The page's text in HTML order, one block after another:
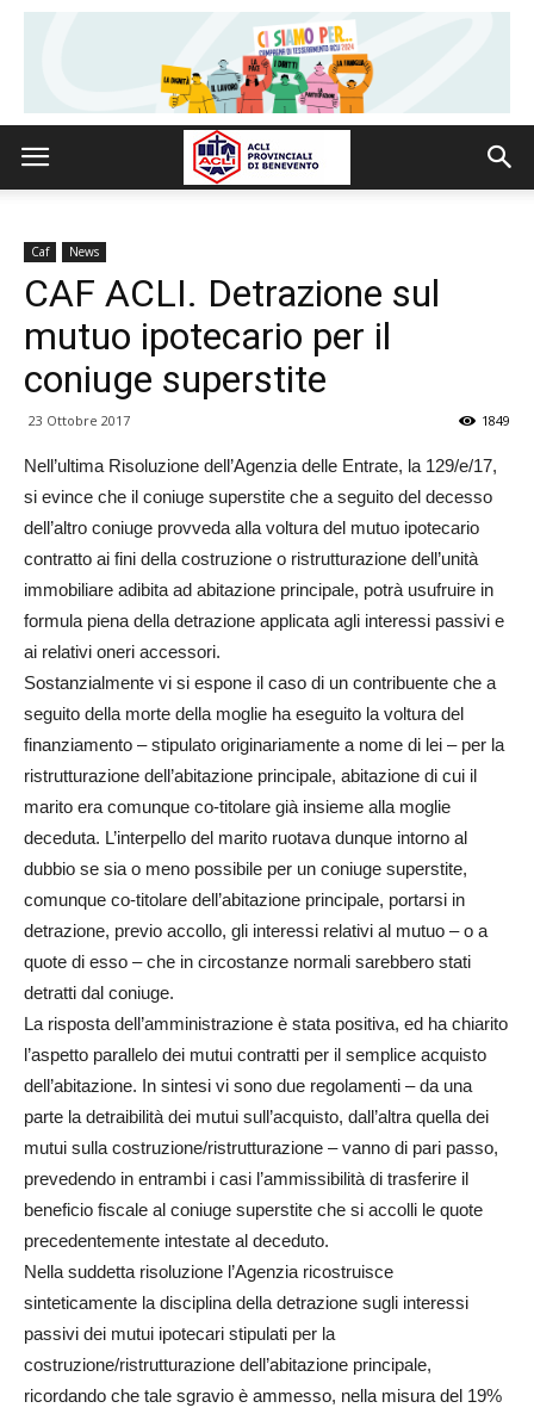
Caf News
CAF ACLI. Detrazione sul
mutuo ipotecario per il
coniuge superstite
23 Ottobre 2017 1849
Nell’ultima Risoluzione dell’Agenzia delle Entrate, la 129/e/17,
si evince che il coniuge superstite che a seguito del decesso
dell’altro coniuge provveda alla voltura del mutuo ipotecario
contratto ai fini della costruzione o ristrutturazione dell’unità
immobiliare adibita ad abitazione principale, potrà usufruire in
formula piena della detrazione applicata agli interessi passivi e
ai relativi oneri accessori.
Sostanzialmente vi si espone il caso di un contribuente che a
seguito della morte della moglie ha eseguito la voltura del
finanziamento – stipulato originariamente a nome di lei – per la
ristrutturazione dell’abitazione principale, abitazione di cui il
marito era comunque co-titolare già insieme alla moglie
deceduta. L’interpello del marito ruotava dunque intorno al
dubbio se sia o meno possibile per un coniuge superstite,
comunque co-titolare dell’abitazione principale, portarsi in
detrazione, previo accollo, gli interessi relativi al mutuo – o a
quote di esso – che in circostanze normali sarebbero stati
detratti dal coniuge.
La risposta dell’amministrazione è stata positiva, ed ha chiarito
l’aspetto parallelo dei mutui contratti per il semplice acquisto
dell’abitazione. In sintesi vi sono due regolamenti – da una
parte la detraibilità dei mutui sull’acquisto, dall’altra quella dei
mutui sulla costruzione/ristrutturazione – vanno di pari passo,
prevedendo in entrambi i casi l’ammissibilità di trasferire il
beneficio fiscale al coniuge superstite che si accolli le quote
precedentemente intestate al deceduto.
Nella suddetta risoluzione l’Agenzia ricostruisce
sinteticamente la disciplina della detrazione sugli interessi
passivi dei mutui ipotecari stipulati per la
costruzione/ristrutturazione dell’abitazione principale,
ricordando che tale sgravio è ammesso, nella misura del 19%